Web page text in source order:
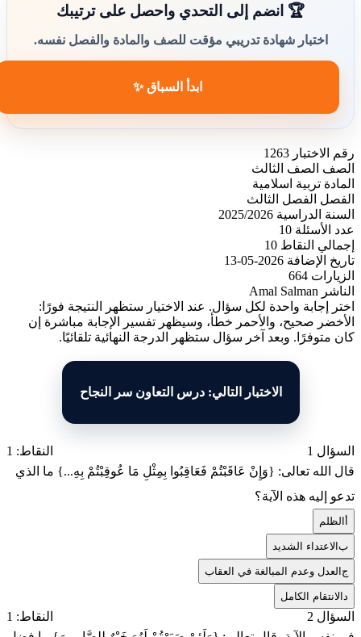
🏆 انضم إلى التحدي واحصل على ترتيبك
اختبار شهادة تدريبي مؤقت للصف والمادة والفصل نفسه.
ابدأ السباق ✨
رقم الاختبار 1263
الصف
الصف الثالث
المادة تربية اسلامية
الفصل
الفصل الثالث
السنة الدراسية 2025/2026
عدد الأسئلة 10
إجمالي النقاط 10
تاريخ الإضافة 2026-05-13
الزيارات 664
الناشر Amal Salman
اختر إجابة واحدة لكل سؤال. عند الاختيار ستظهر النتيجة فورًا:
الأخضر صحيح، والأحمر خطأ، وسيظهر تفسير الإجابة مباشرة إن
كان متوفرًا. وبعد آخر سؤال ستظهر الدرجة النهائية تلقائيًا.
الاختبار التالي: درس التعاون سر النجاح
السؤال 1
النقاط: 1
قال الله تعالى: {وَإِنْ عَاقَبْتُمْ فَعَاقِبُوا بِمِثْلِ مَا عُوقِبْتُمْ بِهِ...} ما الذي
تدعو إليه هذه الآية؟
الظلم
بالاعتداء الشديد
جالعدل وعدم المبالغة في العقاب
الانتقام الكامل
السؤال 2
النقاط: 1